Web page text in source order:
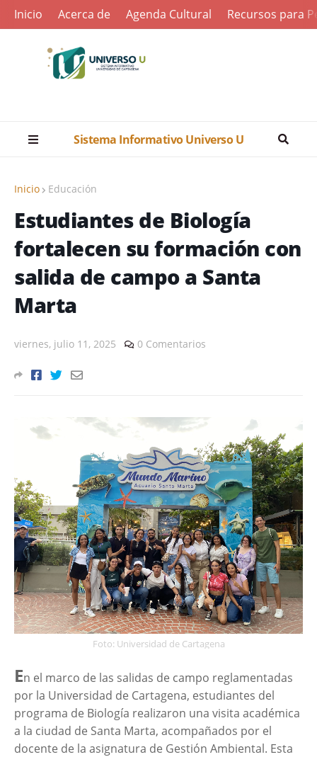
Inicio Acerca de Agenda Cultural Recursos para
Sistema Informativo Universo U
Inicio Educación
Estudiantes de Biología
fortalecen su formación con
salida de campo a Santa
Marta
viernes, julio 11, 2025 0 Comentarios
Foto: Universidad de Cartagena
En el marco de las salidas de campo reglamentadas
por la Universidad de Cartagena, estudiantes del
programa de Biología realizaron una visita académica
a la ciudad de Santa Marta, acompañados por el
docente de la asignatura de Gestión Ambiental. Esta